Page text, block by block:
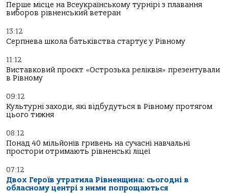
Перше місце на Всеукраїнському турнірі з плавання
виборов рівненський ветеран
13:12
Серпнева школа батьківства стартує у Рівному
11:12
Виставковий проєкт «Острозька реліквія» презентували
в Рівному
09:12
Культурні заходи, які відбудуться в Рівному протягом
цього тижня
08:12
Понад 40 мільйонів гривень на сучасні навчальні
простори отримають рівненські ліцеї
07:12
Двох Героїв утратила Рівненщина: сьогодні в
обласному центрі з ними попрощаються